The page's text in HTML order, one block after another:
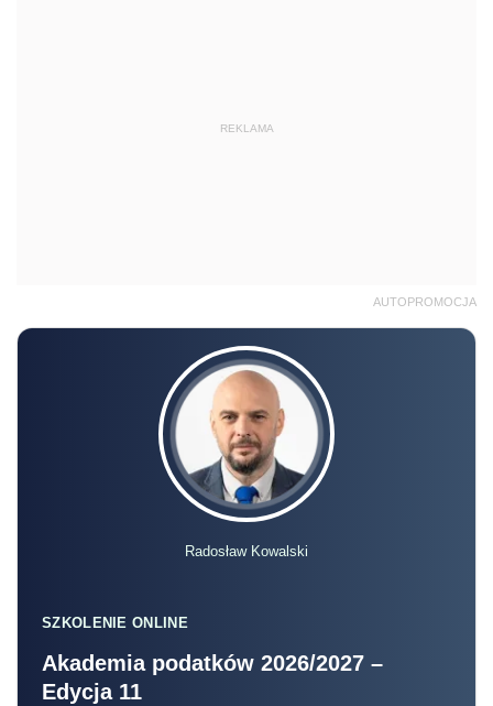
REKLAMA
AUTOPROMOCJA
Radosław Kowalski
SZKOLENIE ONLINE
Akademia podatków 2026/2027 –
Edycja 11